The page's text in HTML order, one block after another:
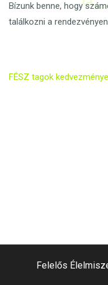
Bízunk benne, hogy
találkozni a
FÉSZ tagok
Felelős